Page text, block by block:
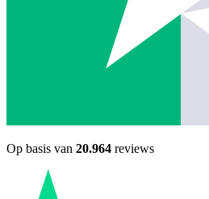
Op basis van 20.964 reviews